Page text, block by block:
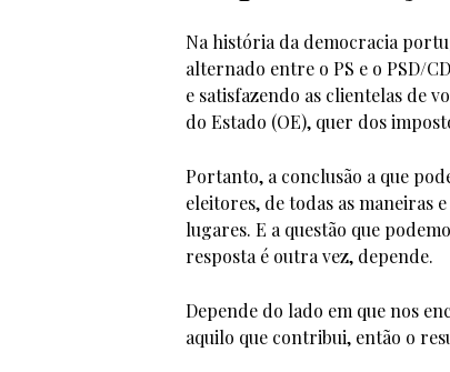
Na história da democracia
alternado entre o PS e o PSD/
e satisfazendo as clientelas de
do Estado (OE), quer dos
Portanto, a conclusão a que
eleitores, de todas as maneiras
lugares. E a questão que
resposta é outra vez, depende.
Depende do lado em que nos
aquilo que contribui, então o